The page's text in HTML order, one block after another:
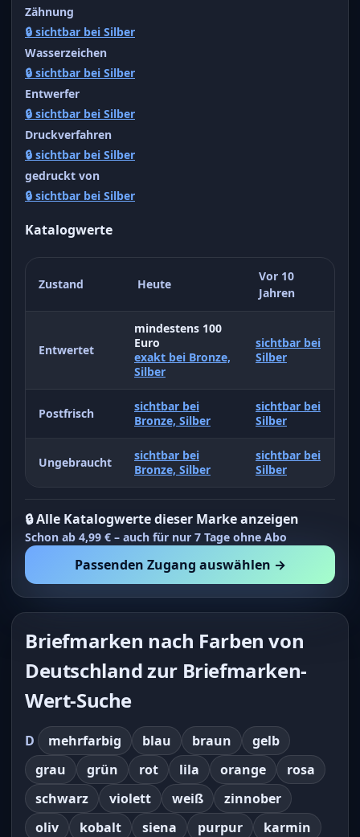
Zähnung
🔒 sichtbar bei Silber
Wasserzeichen
🔒 sichtbar bei Silber
Entwerfer
🔒 sichtbar bei Silber
Druckverfahren
🔒 sichtbar bei Silber
gedruckt von
🔒 sichtbar bei Silber
Katalogwerte
Zustand Heute
Vor 10
Jahren
Entwertet
mindestens 100
Euro
exakt bei Bronze,
Silber
sichtbar bei
Silber
Postfrisch
sichtbar bei
Bronze, Silber
sichtbar bei
Silber
Ungebraucht
sichtbar bei
Bronze, Silber
sichtbar bei
Silber
🔒 Alle Katalogwerte dieser Marke anzeigen
Schon ab 4,99 € – auch für nur 7 Tage ohne Abo
Passenden Zugang auswählen →
Briefmarken nach Farben von
Deutschland zur Briefmarken-
Wert-Suche
D mehrfarbig blau braun
gelb
grau
grün rot lila orange
rosa
schwarz
violett weiß
zinnober
oliv
kobalt siena purpur
karmin